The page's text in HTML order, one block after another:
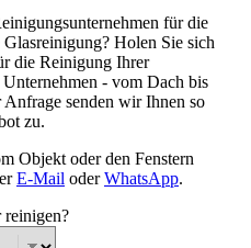
für die
Holen Sie sich
die Reinigung Ihrer
- vom Dach bis
senden wir Ihnen so
zu.
Objekt oder den Fenstern
E-Mail oderWhatsApp.
reinigen?